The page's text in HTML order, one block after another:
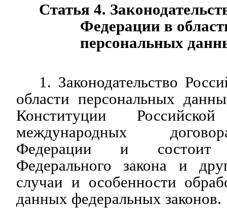
Статья 4.
Федерации в
персональных
1. Законодательство
области персональных
Конституции
международных
Федерации и состоит
Федерального закона и
случаи и особенности
данных федеральных законов.